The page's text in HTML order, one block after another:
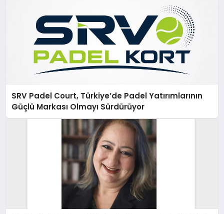
SRV Padel Court, Türkiye’de Padel Yatırımlarının
Güçlü Markası Olmayı Sürdürüyor